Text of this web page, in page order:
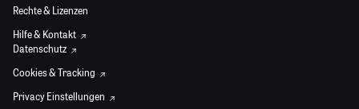
Rechte & Lizenzen
Hilfe & Kontakt
Datenschutz
Cookies & Tracking
Privacy Einstellungen